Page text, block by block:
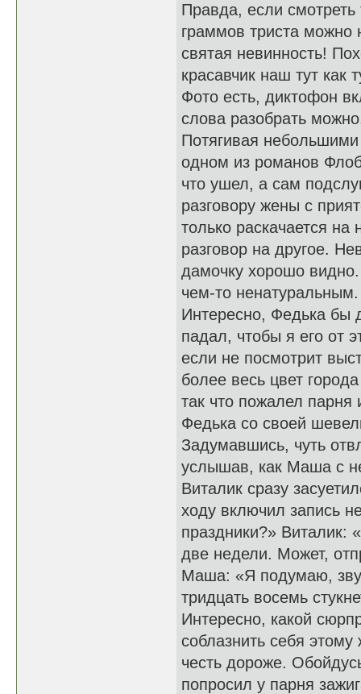
Правда, если
граммов триста можно
святая невинность!
красавчик наш тут как
Фото есть, диктофон
слова разобрать
Потягивая
одном из романов
что ушел, а сам
разговору жены с
только раскачается
разговор на другое.
дамочку хорошо видно.
чем-то
Интересно, Федька бы
падал, чтобы я его от
если не посмотрит
более весь цвет
так что пожалел парня
Федька со своей
Задумавшись, чуть
услышав, как Маша с
Виталик сразу
ходу включил запись
праздники?» Виталик:
две недели. Может,
Маша: «Я подумаю,
тридцать восемь
Интересно, какой
соблазнить себя
честь дороже.
попросил у парня